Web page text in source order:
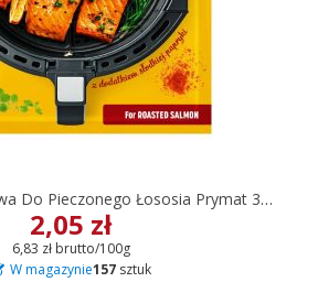
AIR FRYER Przyprawa Do Pieczonego Łososia Prymat 30 G
2,05 zł
6,83 zł brutto/100g
W magazynie157 sztuk